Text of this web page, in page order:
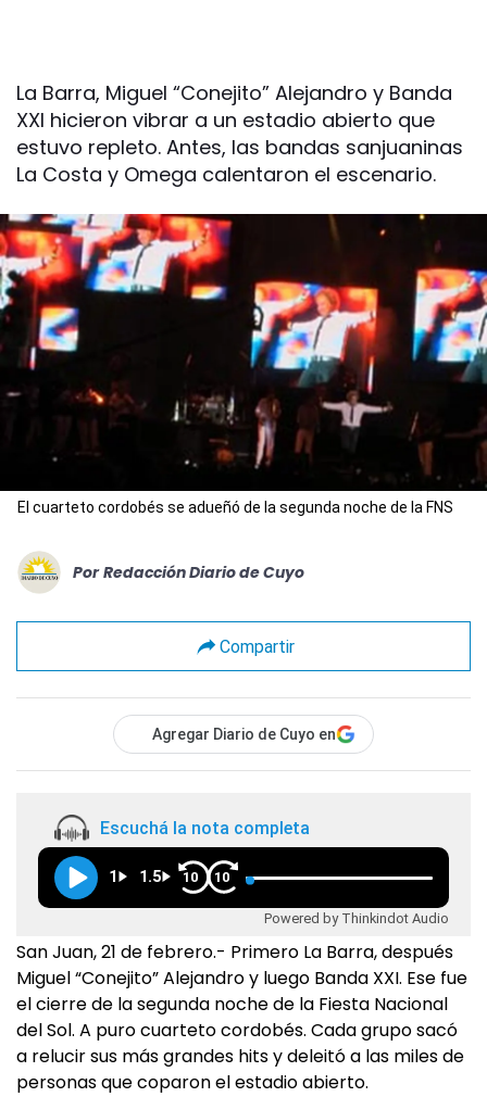
La Barra, Miguel “Conejito” Alejandro y Banda
XXI hicieron vibrar a un estadio abierto que
estuvo repleto. Antes, las bandas sanjuaninas
La Costa y Omega calentaron el escenario.
El cuarteto cordobés se adueñó de la segunda noche de la FNS
Por Redacción Diario de Cuyo
Compartir
Agregar Diario de Cuyo en
Escuchá la nota completa
1 1.5 10 10
Powered by Thinkindot Audio
San Juan, 21 de febrero.- Primero La Barra, después
Miguel “Conejito” Alejandro y luego Banda XXI. Ese fue
el cierre de la segunda noche de la Fiesta Nacional
del Sol. A puro cuarteto cordobés. Cada grupo sacó
a relucir sus más grandes hits y deleitó a las miles de
personas que coparon el estadio abierto.